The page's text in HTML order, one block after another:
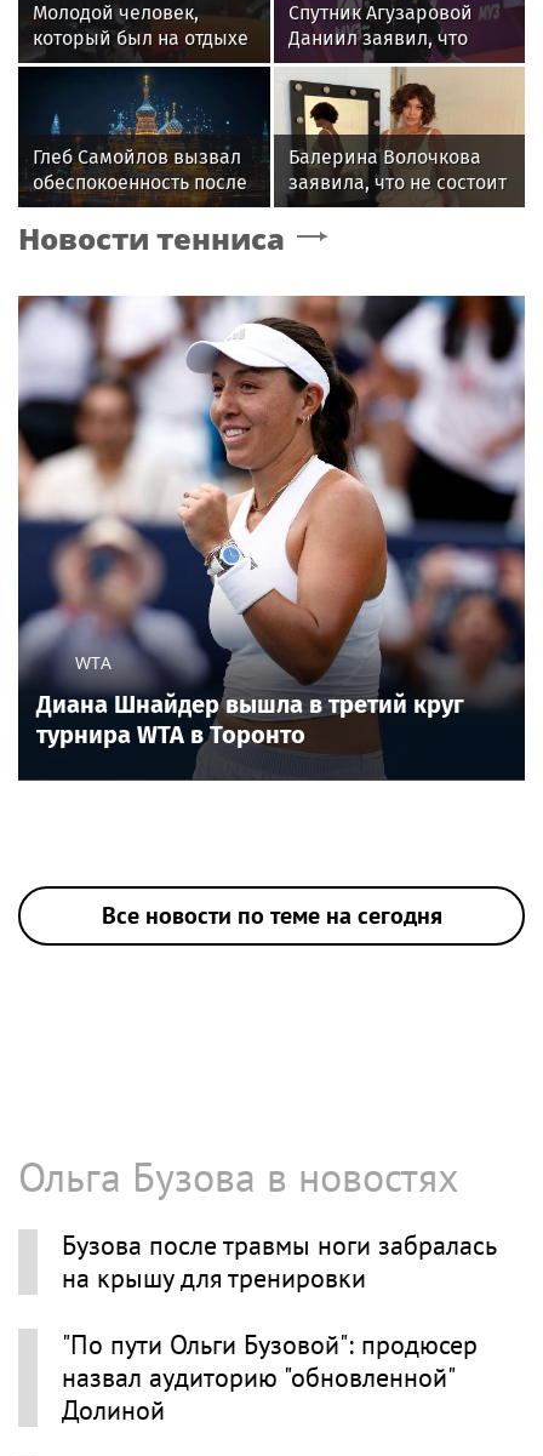
Молодой человек,
который был на отдыхе
с Агузаровой, опроверг
роман с певицей
Спутник Агузаровой
Даниил заявил, что
решал рабочие
вопросы с певицей в
отеле
Глеб Самойлов вызвал
обеспокоенность после
концерта в Москве
Балерина Волочкова
заявила, что не состоит
в отношениях с
молодым журналистом
Новости тенниса
WTA
Диана Шнайдер вышла в третий круг
турнира WTA в Торонто
Все новости по теме на сегодня
Ольга Бузова в новостях
Бузова после травмы ноги забралась
на крышу для тренировки
"По пути Ольги Бузовой": продюсер
назвал аудиторию "обновленной"
Долиной